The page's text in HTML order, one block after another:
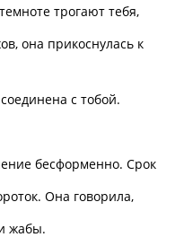
трогают тебя,
она прикоснулась к
с тобой.
бесформенно. Срок
Она говорила,
жабы.